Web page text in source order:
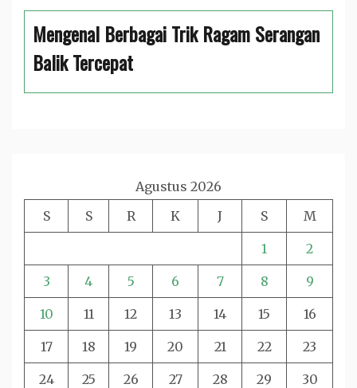
Mengenal Berbagai Trik Ragam Serangan
Balik Tercepat
Agustus 2026
S
S R K J S M
1 2
3 4 5 6 7 8 9
10 11 12 13 14 15 16
17 18 19 20 21 22 23
24 25 26 27 28 29 30